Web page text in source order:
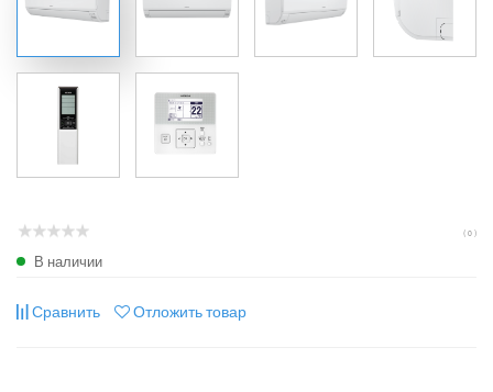
( 0 )
В наличии
Сравнить Отложить товар